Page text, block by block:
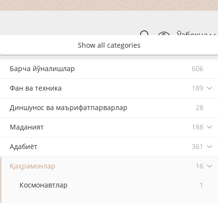
Ўзбекча
Show all categories
Барча йўналишлар 606
Фан ва техника 189
Диншунос ва маърифатпарварлар 28
Маданият 188
Адабиёт 361
Қаҳрамонлар 16
Космонавтлар 1